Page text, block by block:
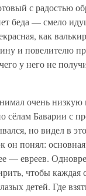
с радостью
беда — смело
как
и повелителю
у него не
очень
сёлам Баварии с
но видел в
он понял:
— евреев.
чтобы каждая
детей. Где